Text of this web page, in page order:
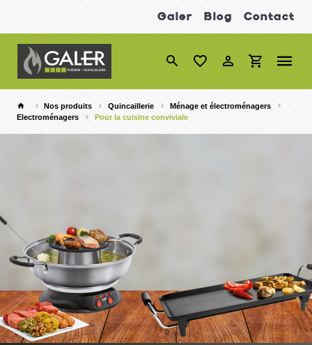
Galer Blog Contact
Nos produits Quincaillerie
Ménage et électroménagers
Electroménagers
Pour la cuisine conviviale